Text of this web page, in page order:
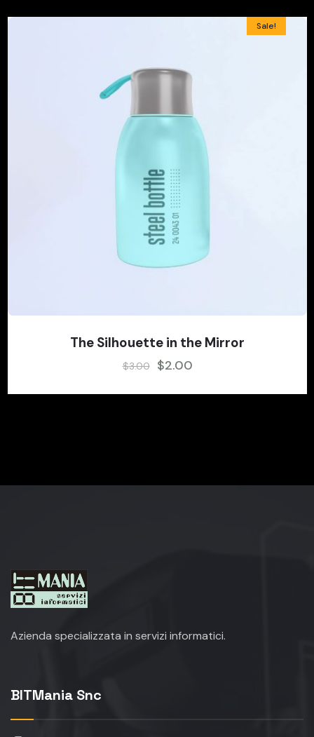
Sale!
The Silhouette in the Mirror
$3.00 $2.00
Azienda specializzata in servizi informatici.
BITMania Snc